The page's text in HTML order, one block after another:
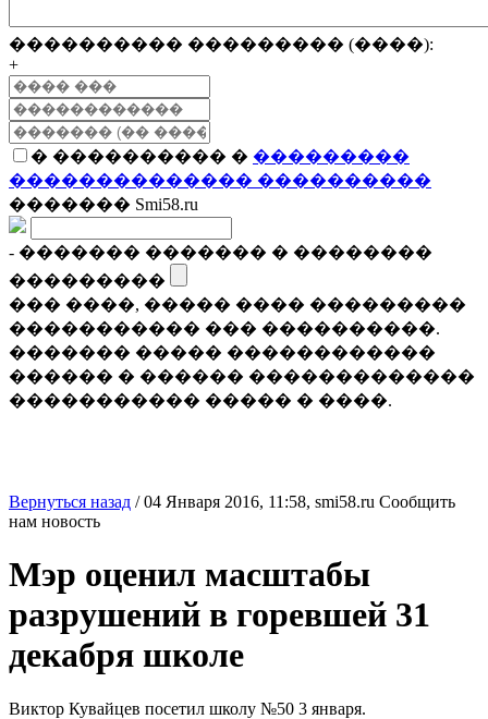
���������� ��������� (����):
+
� ���������� � ���������
�������������� ����������
������� Smi58.ru
- ������� ������� � ��������
���������
��� ����, ����� ���� ���������
����������� ��� ����������.
������� ����� ������������
������ � ������ �������������
����������� ����� � ����.
Вернуться назад /04 Января 2016, 11:58, smi58.ru Сообщить
нам новость
Мэр оценил масштабы
разрушений в горевшей 31
декабря школе
Виктор Кувайцев посетил школу №50 3 января.